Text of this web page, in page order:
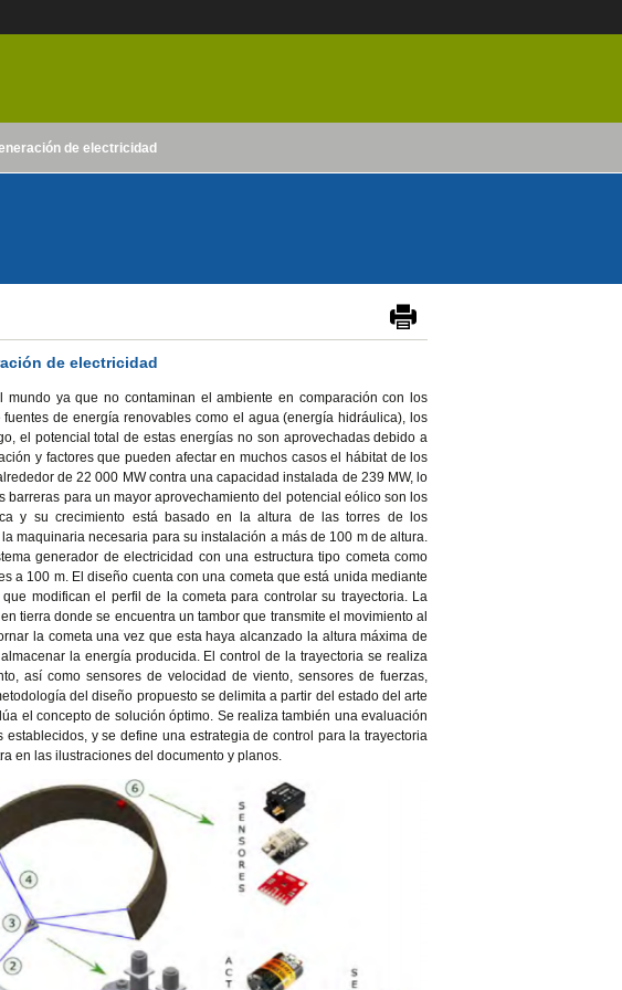
de electricidad
de electricidad
ya que no contaminan el ambiente en comparación con los
de energía renovables como el agua (energía hidráulica), los
el potencial total de estas energías no son aprovechadas debido a
y factores que pueden afectar en muchos casos el hábitat de los
de 22 000 MW contra una capacidad instalada de 239 MW, lo
para un mayor aprovechamiento del potencial eólico son los
y su crecimiento está basado en la altura de las torres de los
maquinaria necesaria para su instalación a más de 100 m de altura.
generador de electricidad con una estructura tipo cometa como
a 100 m. El diseño cuenta con una cometa que está unida mediante
modifican el perfil de la cometa para controlar su trayectoria. La
tierra donde se encuentra un tambor que transmite el movimiento al
la cometa una vez que esta haya alcanzado la altura máxima de
la energía producida. El control de la trayectoria se realiza
así como sensores de velocidad de viento, sensores de fuerzas,
del diseño propuesto se delimita a partir del estado del arte
el concepto de solución óptimo. Se realiza también una evaluación
y se define una estrategia de control para la trayectoria
en las ilustraciones del documento y planos.